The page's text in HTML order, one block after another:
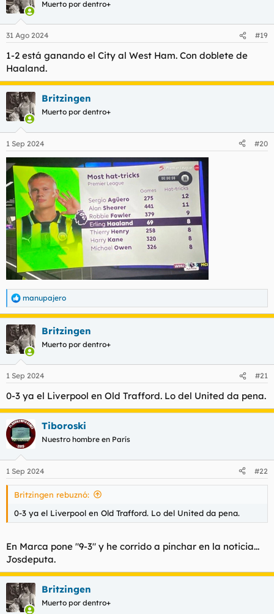
Muerto por dentro+
31 Ago 2024 #19
1-2 está ganando el City al West Ham. Con doblete de
Haaland.
Britzingen
Muerto por dentro+
1 Sep 2024 #20
R
e
a
c
c
i
e
:
manupajero
Britzingen
Muerto por dentro+
1 Sep 2024 #21
0-3 ya el Liverpool en Old Trafford. Lo del United da pena.
Tiboroski
Nuestro hombre en París
1 Sep 2024 #22
Britzingen rebuznó:
0-3 ya el Liverpool en Old Trafford. Lo del United da pena.
En Marca pone "9-3" y he corrido a pinchar en la noticia...
Josdeputa.
Britzingen
Muerto por dentro+